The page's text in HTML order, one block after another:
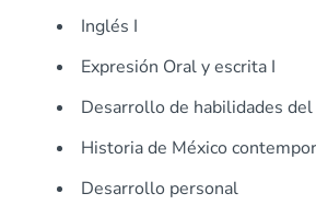
Inglés I
Expresión Oral y escrita I
Desarrollo de habilidades
Historia de México
Desarrollo personal